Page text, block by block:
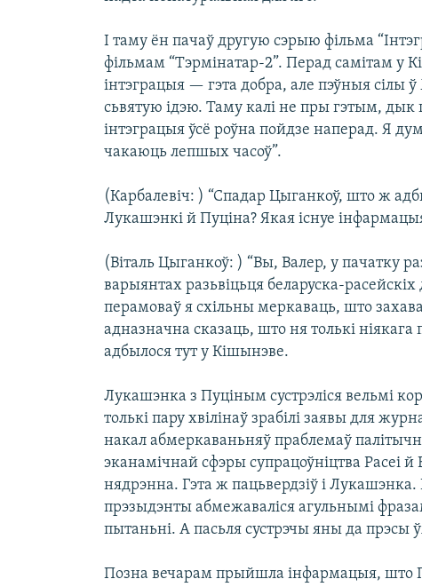
І таму ён пачаў другую сэрыю фільма
фільмам “Тэрмінатар-2”. Перад самітам у
інтэграцыя — гэта добра, але пэўныя сілы ў
сьвятую ідэю. Таму калі не пры гэтым,
інтэграцыя ўсё роўна пойдзе наперад. Я
чакаюць лепшых часоў”.
(Карбалевіч: ) “Спадар Цыганкоў, што ж
Лукашэнкі й Пуціна? Якая існуе
(Віталь Цыганкоў: ) “Вы, Валер, у пачатку
варыянтах разьвіцьця беларуска-
перамоваў я схільны меркаваць, што
адназначна сказаць, што ня толькі ніякага
адбылося тут у Кішынэве.
Лукашэнка з Пуціным сустрэліся вельмі
толькі пару хвілінаў зрабілі заявы для
накал абмеркаваньняў праблемаў
эканамічнай сфэры супрацоўніцтва Расеі й
нядрэнна. Гэта ж пацьвердзіў і
прэзыдэнты абмежаваліся агульнымі
пытаньні. А пасьля сустрэчы яны да прэсы
Позна вечарам прыйшла інфармацыя, што